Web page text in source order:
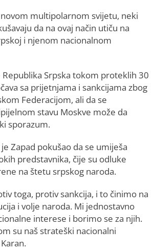
multipolarnom svijetu, neki
da na ovaj način utiču na
i njenom nacionalnom
Republika Srpska tokom proteklih 30
sa prijetnjama i sankcijama zbog
Federacijom, ali da se
stavu Moskve može da
sporazum.
Zapad pokušao da se umiješa
predstavnika, čije su odluke
na štetu srpskog naroda.
toga, protiv sankcija, i to činimo na
i volje naroda. Mi jednostavno
interese i borimo se za njih.
su naš strateški nacionalni